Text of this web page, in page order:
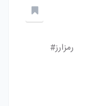
رمزارز#